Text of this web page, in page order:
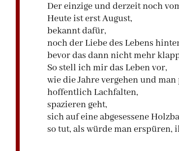
Der einzige und derzeit noch
Heute ist erst August,
bekannt dafür,
noch der Liebe des Lebens
bevor das dann nicht mehr
So stell ich mir das Leben vor,
wie die Jahre vergehen und
hoffentlich Lachfalten,
spazieren geht,
sich auf eine abgesessene
so tut, als würde man erspüren,